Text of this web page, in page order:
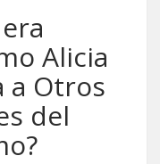
Alicia
a Otros
del